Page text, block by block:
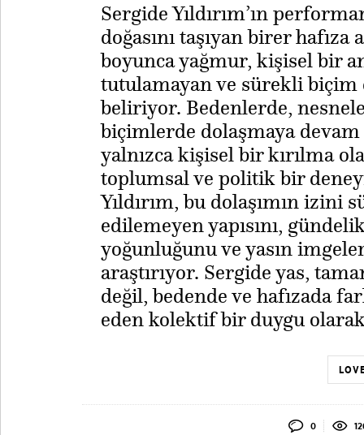
​Sergide Yıldırım’ın
doğasını taşıyan birer
boyunca yağmur, kişisel bir
tutulamayan ve sürekli
beliriyor. Bedenlerde,
biçimlerde dolaşmaya devam
yalnızca kişisel bir kırılma
toplumsal ve politik bir
Yıldırım, bu dolaşımın izini
edilemeyen yapısını,
yoğunluğunu ve yasın imgeler
araştırıyor. Sergide yas,
değil, bedende ve hafızada
eden kolektif bir duygu olarak
0